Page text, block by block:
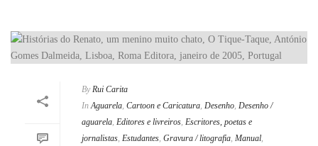
By Rui Carita
In Aguarela, Cartoon e Caricatura, Desenho, Desenho /
aguarela, Editores e livreiros, Escritores, poetas e
jornalistas, Estudantes, Gravura / litografia, Manual,